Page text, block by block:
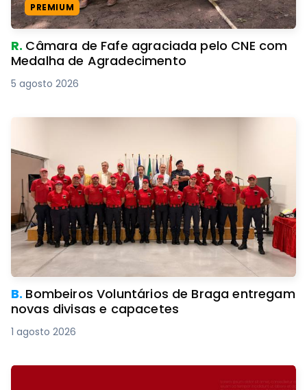
PREMIUM
R. Câmara de Fafe agraciada pelo CNE com
Medalha de Agradecimento
5 agosto 2026
B. Bombeiros Voluntários de Braga entregam
novas divisas e capacetes
1 agosto 2026